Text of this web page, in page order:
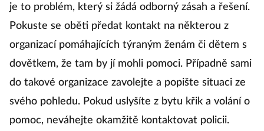
je to problém, který si žádá odborný zásah a řešení.
Pokuste se oběti předat kontakt na některou z
organizací pomáhajících týraným ženám či dětem s
dovětkem, že tam by jí mohli pomoci. Případně sami
do takové organizace zavolejte a popište situaci ze
svého pohledu. Pokud uslyšíte z bytu křik a volání o
pomoc, neváhejte okamžitě kontaktovat policii.